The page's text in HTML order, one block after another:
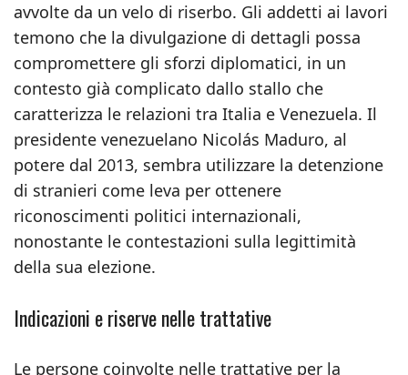
avvolte da un velo di riserbo. Gli addetti ai lavori
temono che la divulgazione di dettagli possa
compromettere gli sforzi diplomatici, in un
contesto già complicato dallo stallo che
caratterizza le relazioni tra Italia e Venezuela. Il
presidente venezuelano Nicolás Maduro, al
potere dal 2013, sembra utilizzare la detenzione
di stranieri come leva per ottenere
riconoscimenti politici internazionali,
nonostante le contestazioni sulla legittimità
della sua elezione.
Indicazioni e riserve nelle trattative
Le persone coinvolte nelle trattative per la